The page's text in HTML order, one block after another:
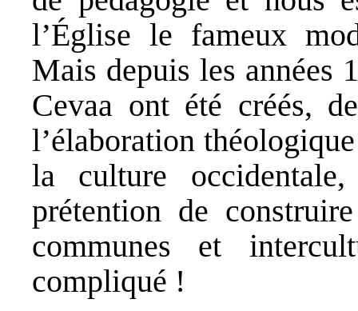
l’Église le fameux
Mais depuis les années
Cevaa ont été créés,
l’élaboration
la culture
prétention de
communes et
compliqué !